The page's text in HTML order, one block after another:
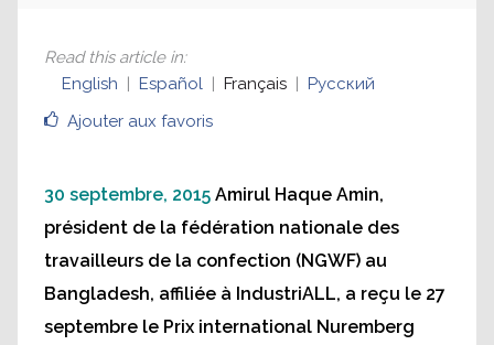
Ajouter aux favoris
Read this article in:
English
Español Français Русский
30 septembre, 2015 Amirul Haque Amin,
président de la fédération nationale des
travailleurs de la confection (NGWF) au
Bangladesh, affiliée à IndustriALL, a reçu le 27
septembre le Prix international Nuremberg